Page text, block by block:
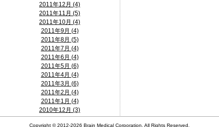
2011年12月 (4)
2011年11月 (5)
2011年10月 (4)
2011年9月 (4)
2011年8月 (5)
2011年7月 (4)
2011年6月 (4)
2011年5月 (6)
2011年4月 (4)
2011年3月 (6)
2011年2月 (4)
2011年1月 (4)
2010年12月 (3)
Copyright ©2012-2026 Brain Medical Corporation. All Rights Reserved.